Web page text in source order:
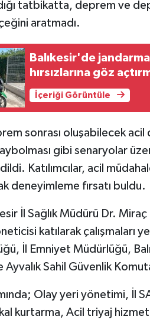
tatbikatta, deprem ve
aratmadı.
Balıkesir'de
hırsızlarına göz
İçeriği Görüntüle
sonrası oluşabilecek acil
gibi senaryolar
Katılımcılar, acil
deneyimleme fırsatı buldu.
İl Sağlık Müdürü Dr.
katılarak çalışmaları
İl Emniyet Müdürlüğü,
Sahil Güvenlik
Olay yeri yönetimi, İl
kurtarma, Acil triyaj